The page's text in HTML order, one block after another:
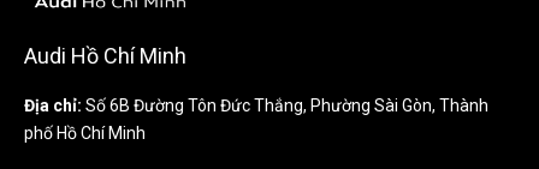
Audi Hồ Chí Minh
Địa chỉ: Số 6B Đường Tôn Đức Thắng, Phường Sài Gòn, Thành
phố Hồ Chí Minh